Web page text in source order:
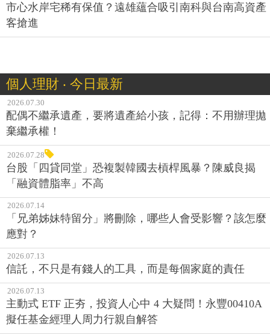
市心水岸宅稀有保值？遠雄蘊合吸引南科與台南高資產
客搶進
個人理財 ‧ 今日最新
2026.07.30
配偶不繼承遺產，要將遺產給小孩，記得：不用辦理拋
棄繼承權！
2026.07.28
台股「四貸同堂」恐複製韓國去槓桿風暴？陳威良揭
「融資體脂率」不高
2026.07.14
「兄弟姊妹特留分」將刪除，哪些人會受影響？該怎麼
應對？
2026.07.13
信託，不只是有錢人的工具，而是每個家庭的責任
2026.07.13
主動式 ETF 正夯，投資人心中 4 大疑問！永豐00410A
擬任基金經理人周力行親自解答